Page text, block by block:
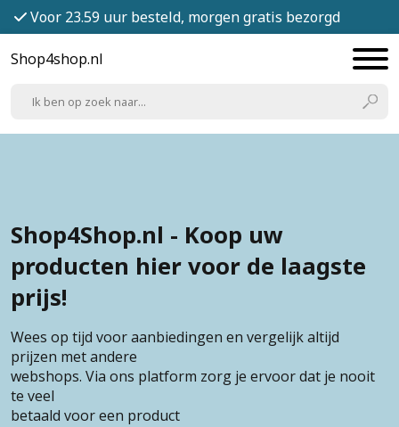
Voor 23.59 uur besteld, morgen gratis bezorgd
Shop4shop.nl
Shop4Shop.nl - Koop uw
producten hier voor de laagste
prijs!
Wees op tijd voor aanbiedingen en vergelijk altijd
prijzen met andere
webshops. Via ons platform zorg je ervoor dat je nooit
te veel
betaald voor een product